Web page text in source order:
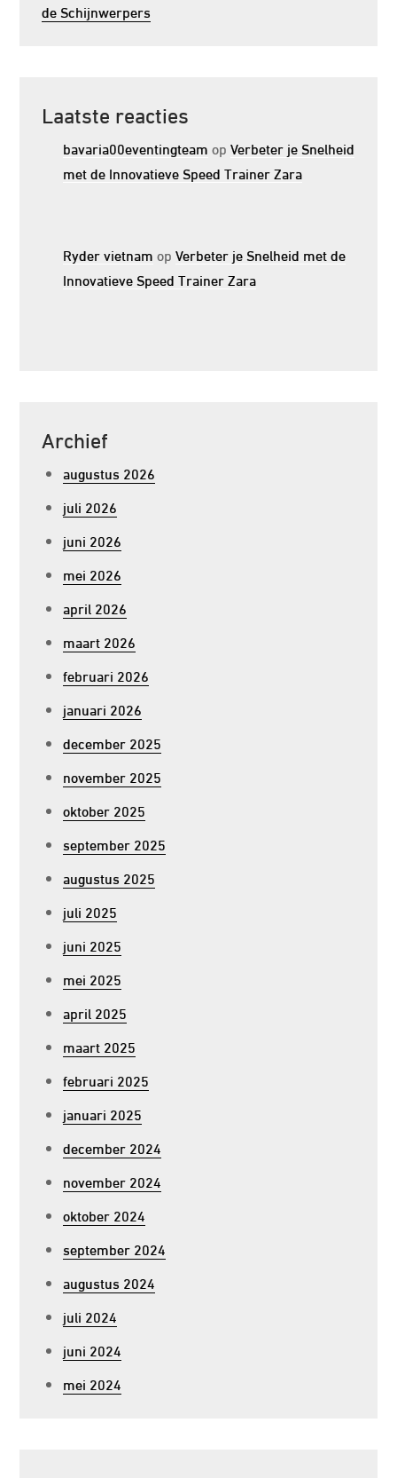
de Schijnwerpers
Laatste reacties
bavaria00eventingteam opVerbeter je Snelheid
met de Innovatieve Speed Trainer Zara
Ryder vietnam opVerbeter je Snelheid met de
Innovatieve Speed Trainer Zara
Archief
augustus 2026
juli 2026
juni 2026
mei 2026
april 2026
maart 2026
februari 2026
januari 2026
december 2025
november 2025
oktober 2025
september 2025
augustus 2025
juli 2025
juni 2025
mei 2025
april 2025
maart 2025
februari 2025
januari 2025
december 2024
november 2024
oktober 2024
september 2024
augustus 2024
juli 2024
juni 2024
mei 2024